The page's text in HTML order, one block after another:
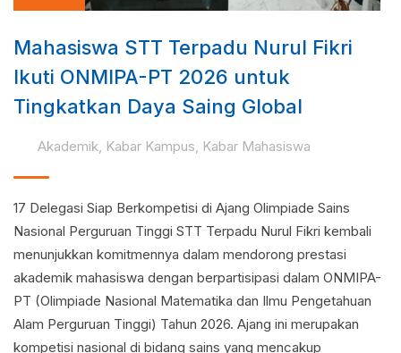
Mahasiswa STT Terpadu Nurul Fikri
Ikuti ONMIPA-PT 2026 untuk
Tingkatkan Daya Saing Global
Akademik, Kabar Kampus, Kabar Mahasiswa
17 Delegasi Siap Berkompetisi di Ajang Olimpiade Sains
Nasional Perguruan Tinggi STT Terpadu Nurul Fikri kembali
menunjukkan komitmennya dalam mendorong prestasi
akademik mahasiswa dengan berpartisipasi dalam ONMIPA-
PT (Olimpiade Nasional Matematika dan Ilmu Pengetahuan
Alam Perguruan Tinggi) Tahun 2026. Ajang ini merupakan
kompetisi nasional di bidang sains yang mencakup